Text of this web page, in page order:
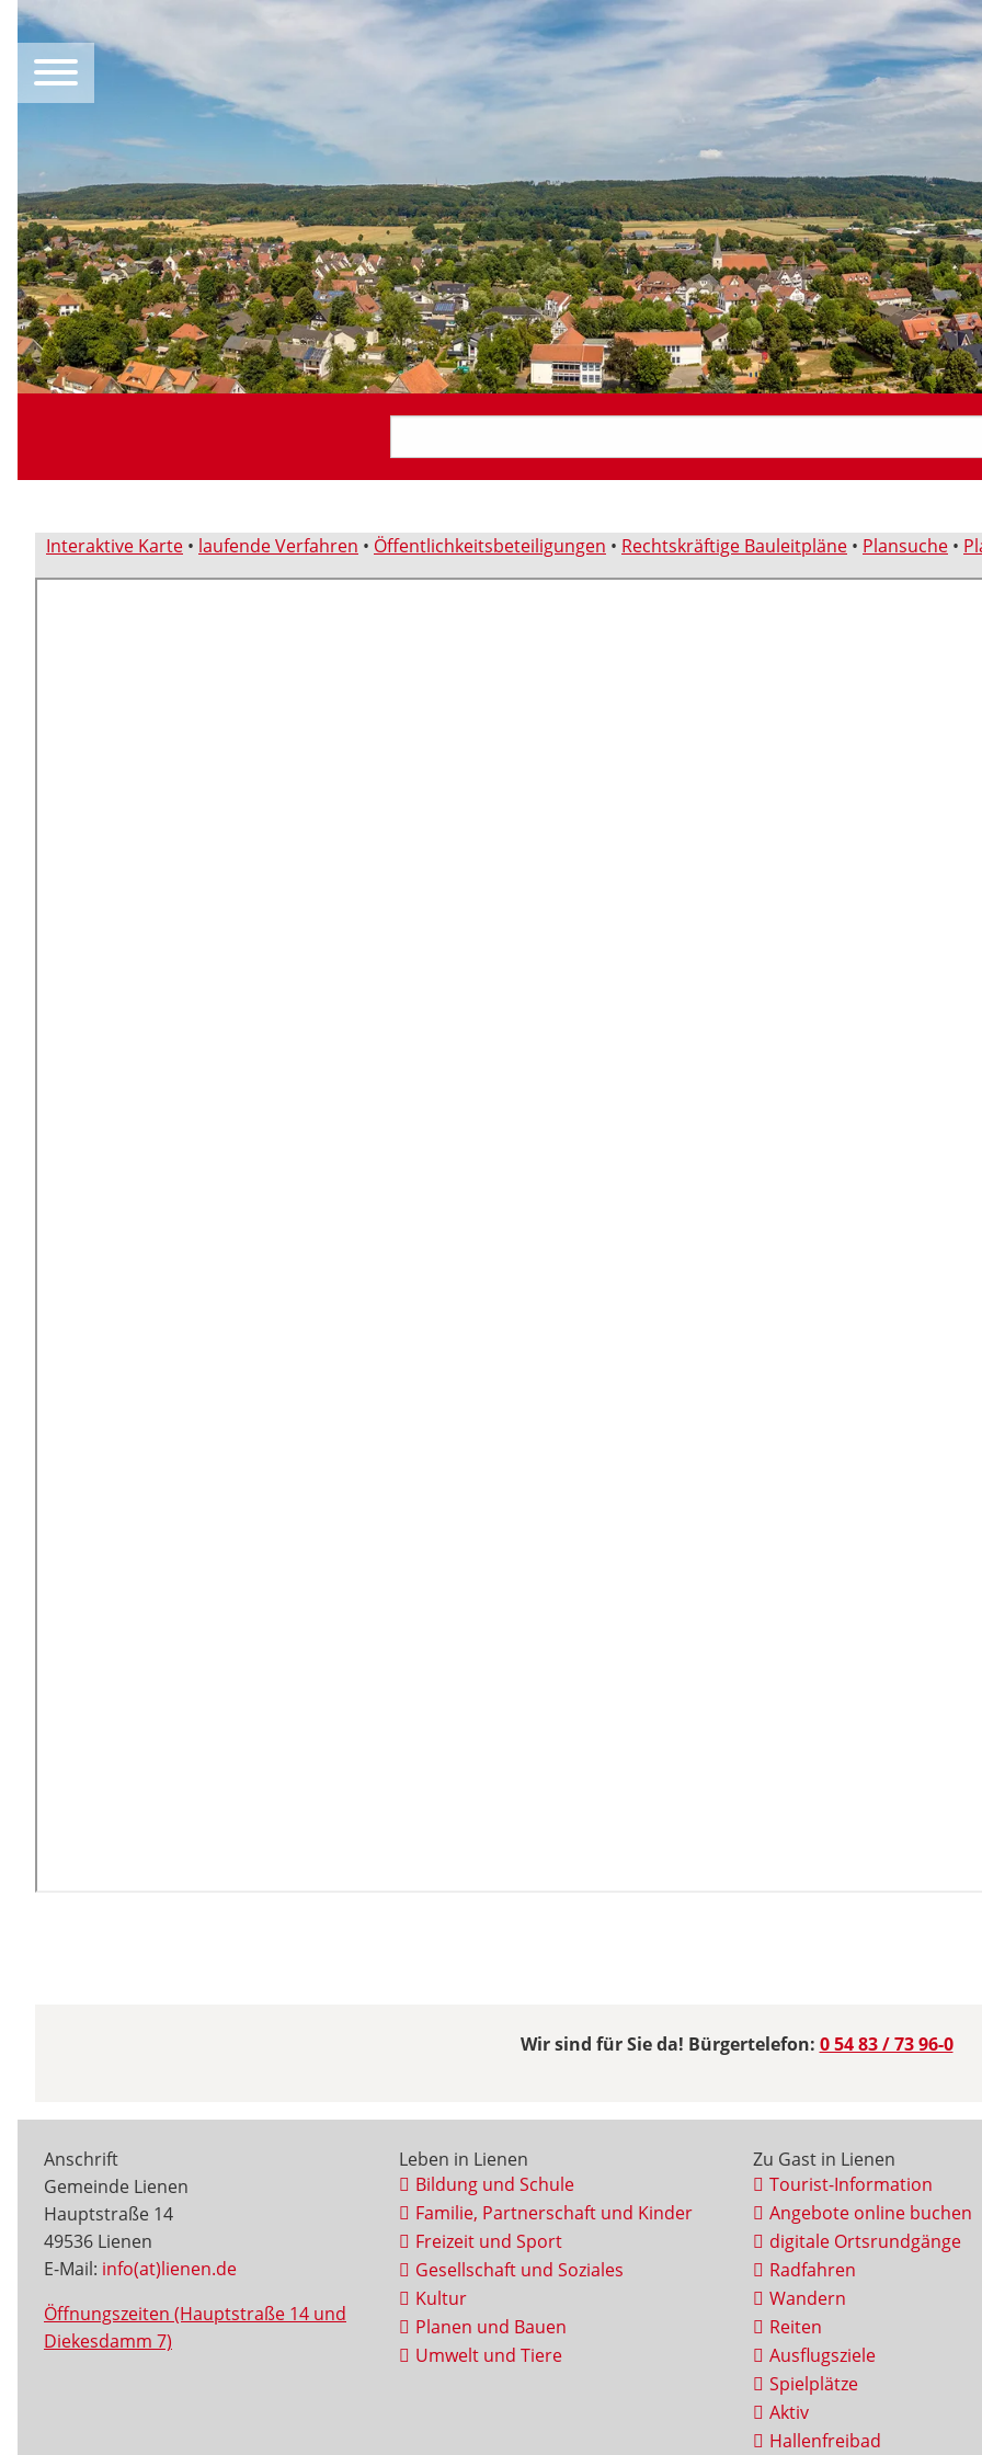
Interaktive Karte • laufende Verfahren • Öffentlichkeitsbeteiligungen • Rechtskräftige Bauleitpläne • Plansuche •
Wir sind für Sie da! Bürgertelefon: 0 54 83 / 73 96-0
Anschrift
Gemeinde Lienen
Hauptstraße 14
49536 Lienen
E-Mail: info(at)lienen.de
Öffnungszeiten (Hauptstraße 14 und
Diekesdamm 7)
Leben in Lienen
Bildung und Schule
Familie, Partnerschaft und Kinder
Freizeit und Sport
Gesellschaft und Soziales
Kultur
Planen und Bauen
Umwelt und Tiere
Zu Gast in Lienen
Tourist-Information
Angebote online buchen
digitale Ortsrundgänge
Radfahren
Wandern
Reiten
Ausflugsziele
Spielplätze
Aktiv
Hallenfreibad